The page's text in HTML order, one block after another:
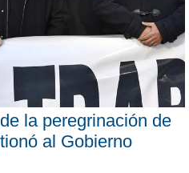
la peregrinación de
al Gobierno